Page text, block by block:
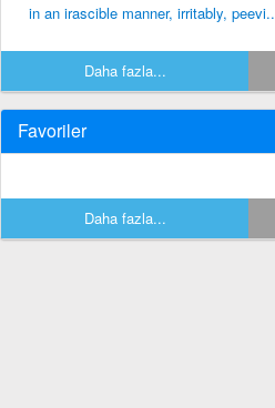
in an irascible manner, irritably, peevi..
Daha fazla...
Favoriler
Daha fazla...